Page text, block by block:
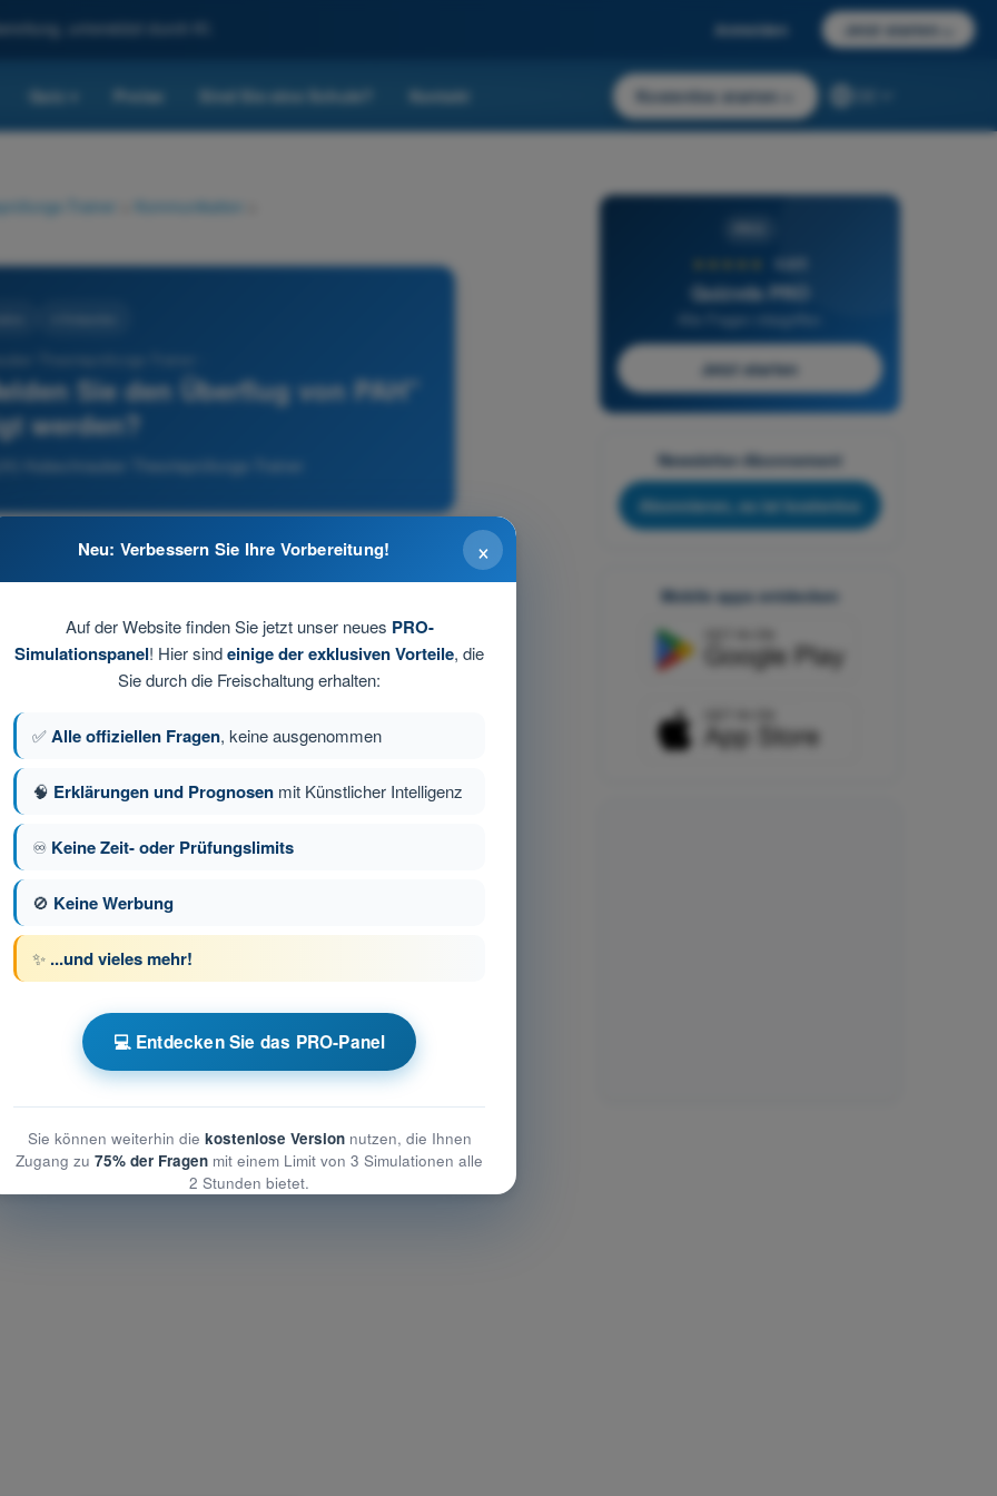
unterstützt durch KI. Anmelden Jetzt starten
Quiz Preise Sind Sie eine Schule? Kontakt Kostenlos starten
Trainer Kommunikation
Sie den Überflug von PAH"
werden?
Hubschrauber Theorieprüfungs-Trainer
57 von 170 Nächste Frage
PPL(H) Hubschrauber
Trainer - Kommunikation
- Kommunikation
- Kommunikation
4,6/5
Quizvds PRO
Alle Fragen inbegriffen
Jetzt starten
Newsletter-Abonnement
Abonnieren, es ist kostenlos
Mobile apps entdecken
×
Neu: Verbessern Sie Ihre Vorbereitung!
Auf der Website finden Sie jetzt unser neues PRO-
Simulationspanel! Hier sindeinige der exklusiven Vorteile, die
Sie durch die Freischaltung erhalten:
✅Alle offiziellen Fragen, keine ausgenommen
🧠 Erklärungen und Prognosen mit Künstlicher Intelligenz
♾️ Keine Zeit- oder Prüfungslimits
🚫 Keine Werbung
✨ ...und vieles mehr!
💻 Entdecken Sie das PRO-Panel
Sie können weiterhin die kostenlose Versionnutzen, die Ihnen
Zugang zu 75% der Fragen mit einem Limit von 3 Simulationen alle
2 Stunden bietet.